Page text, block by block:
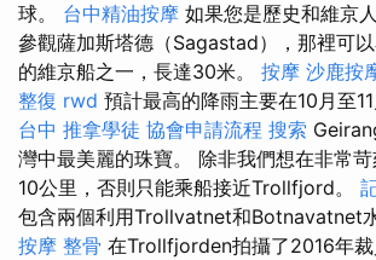
球。 台中精油按摩 如果您是歷史和維京
參觀薩加斯塔德（Sagastad），那裡可
的維京船之一，長達30米。 按摩 沙鹿按
整復 rwd 預計最高的降雨主要在10月至
台中 推拿學徒 協會申請流程 搜索
灣中最美麗的珠寶。 除非我們想在非常
10公里，否則只能乘船接近Trollfjord。
包含兩個利用Trollvatnet和Botnavatnet
按摩 整骨 在Trollfjorden拍攝了2016年